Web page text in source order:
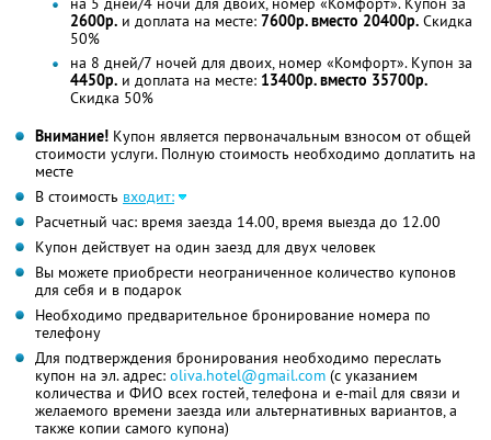
2600р. и доплата на месте: 7600р. вместо 20400р. Скидка
50%
на 8 дней/7 ночей для двоих, номер «Комфорт». Купон за
4450р. и доплата на месте: 13400р. вместо 35700р.
Скидка 50%
Внимание! Купон является первоначальным взносом от общей
стоимости услуги. Полную стоимость необходимо доплатить на
месте
В стоимость входит:
Расчетный час: время заезда 14.00, время выезда до 12.00
Купон действует на один заезд для двух человек
Вы можете приобрести неограниченное количество купонов
для себя и в подарок
Необходимо предварительное бронирование номера по
телефону
Для подтверждения бронирования необходимо переслать
купон на эл. адрес: oliva.hotel@gmail.com (с указанием
количества и ФИО всех гостей, телефона и e-mail для связи и
желаемого времени заезда или альтернативных вариантов, а
также копии самого купона)